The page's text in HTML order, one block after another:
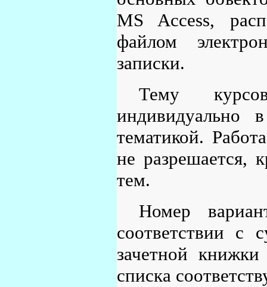
MS Access,
файлом
записки.
Тему
индивидуально
тематикой.
не разрешается,
тем.
Номер
соответствии с
зачетной
списка